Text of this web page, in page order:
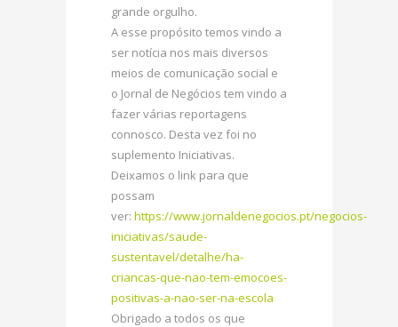
grande orgulho.
A esse propósito temos vindo a
ser notícia nos mais diversos
meios de comunicação social e
o Jornal de Negócios tem vindo a
fazer várias reportagens
connosco. Desta vez foi no
suplemento Iniciativas.
Deixamos o link para que
possam
ver: https://www.jornaldenegocios.pt/negocios-
iniciativas/saude-
sustentavel/detalhe/ha-
criancas-que-nao-tem-emocoes-
positivas-a-nao-ser-na-escola
Obrigado a todos os que